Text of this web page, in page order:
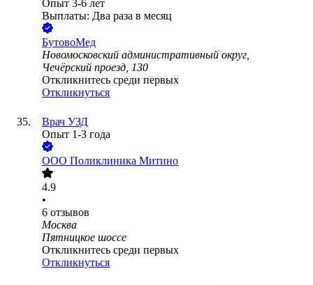
Опыт 3-6 лет
Выплаты: Два раза в месяц
БутовоМед
Новомосковский административный округ,
Чечёрский проезд, 130
Откликнитесь среди первых
Откликнуться
Врач УЗД
Опыт 1-3 года
ООО Поликлиника Митино
4.9
•
6 отзывов
Москва
Пятницкое шоссе
Откликнитесь среди первых
Откликнуться